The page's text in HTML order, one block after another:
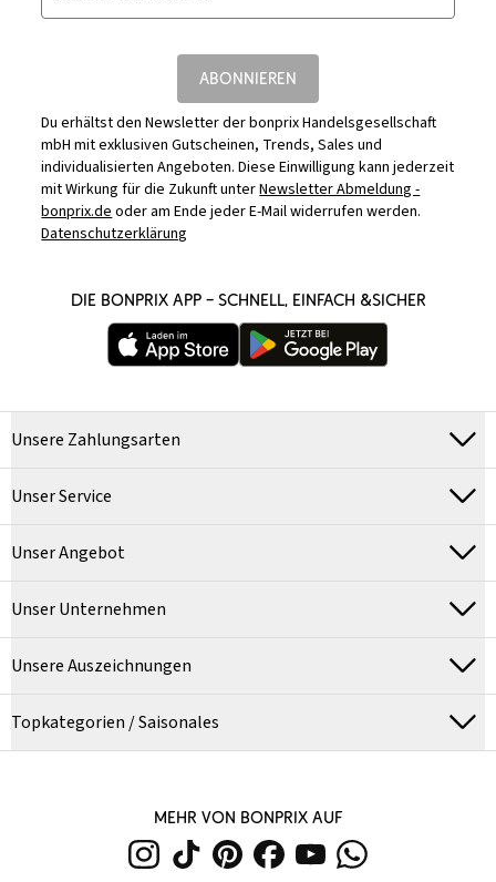
ABONNIEREN
Du erhältst den Newsletter der bonprix Handelsgesellschaft
mbH mit exklusiven Gutscheinen, Trends, Sales und
individualisierten Angeboten. Diese Einwilligung kann jederzeit
mit Wirkung für die Zukunft unterNewsletter Abmeldung -
bonprix.deoder am Ende jeder E-Mail widerrufen werden.
Datenschutzerklärung
DIE BONPRIX APP – SCHNELL, EINFACH &SICHER
Unsere Zahlungsarten
Unser Service
Unser Angebot
Unser Unternehmen
Unsere Auszeichnungen
Topkategorien / Saisonales
MEHR VON BONPRIX AUF